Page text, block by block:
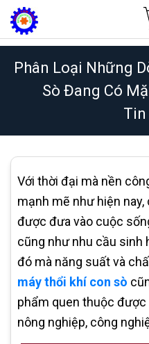
Phân Loại Những
Sò Đang Có
Với thời đại mà nền
mạnh mẽ như hiện
được đưa vào cuộc
cũng như nhu cầu sinh
đó mà năng suất và
máy thổi khí con sò
phẩm quen thuộc
nông nghiệp, công